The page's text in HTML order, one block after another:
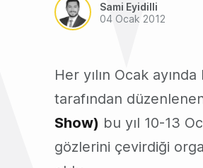
Sami Eyidilli
04 Ocak 2012
Her yılın Ocak
tarafından
Show) bu yıl 10-13
gözlerini çevirdiği